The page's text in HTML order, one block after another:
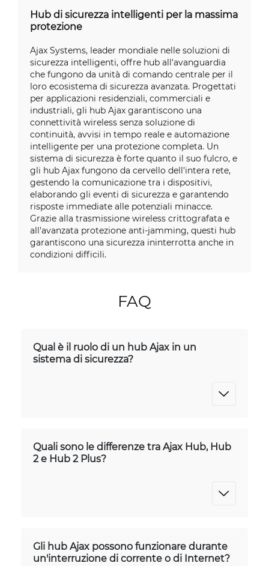
Hub di sicurezza intelligenti per la massima
protezione
Ajax Systems, leader mondiale nelle soluzioni di
sicurezza intelligenti, offre hub all'avanguardia
che fungono da unità di comando centrale per il
loro ecosistema di sicurezza avanzata. Progettati
per applicazioni residenziali, commerciali e
industriali, gli hub Ajax garantiscono una
connettività wireless senza soluzione di
continuità, avvisi in tempo reale e automazione
intelligente per una protezione completa. Un
sistema di sicurezza è forte quanto il suo fulcro, e
gli hub Ajax fungono da cervello dell'intera rete,
gestendo la comunicazione tra i dispositivi,
elaborando gli eventi di sicurezza e garantendo
risposte immediate alle potenziali minacce.
Grazie alla trasmissione wireless crittografata e
all'avanzata protezione anti-jamming, questi hub
garantiscono una sicurezza ininterrotta anche in
condizioni difficili.
FAQ
Qual è il ruolo di un hub Ajax in un
sistema di sicurezza?
Quali sono le differenze tra Ajax Hub, Hub
2 e Hub 2 Plus?
Gli hub Ajax possono funzionare durante
un'interruzione di corrente o di Internet?